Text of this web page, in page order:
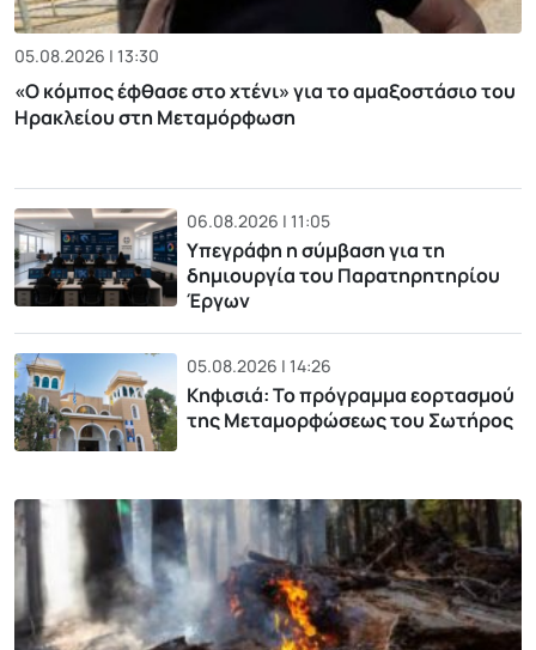
05.08.2026 | 13:30
«Ο κόμπος έφθασε στο χτένι» για το αμαξοστάσιο του
Ηρακλείου στη Μεταμόρφωση
06.08.2026 | 11:05
Υπεγράφη η σύμβαση για τη
δημιουργία του Παρατηρητηρίου
Έργων
05.08.2026 | 14:26
Κηφισιά: Το πρόγραμμα εορτασμού
της Μεταμορφώσεως του Σωτήρος